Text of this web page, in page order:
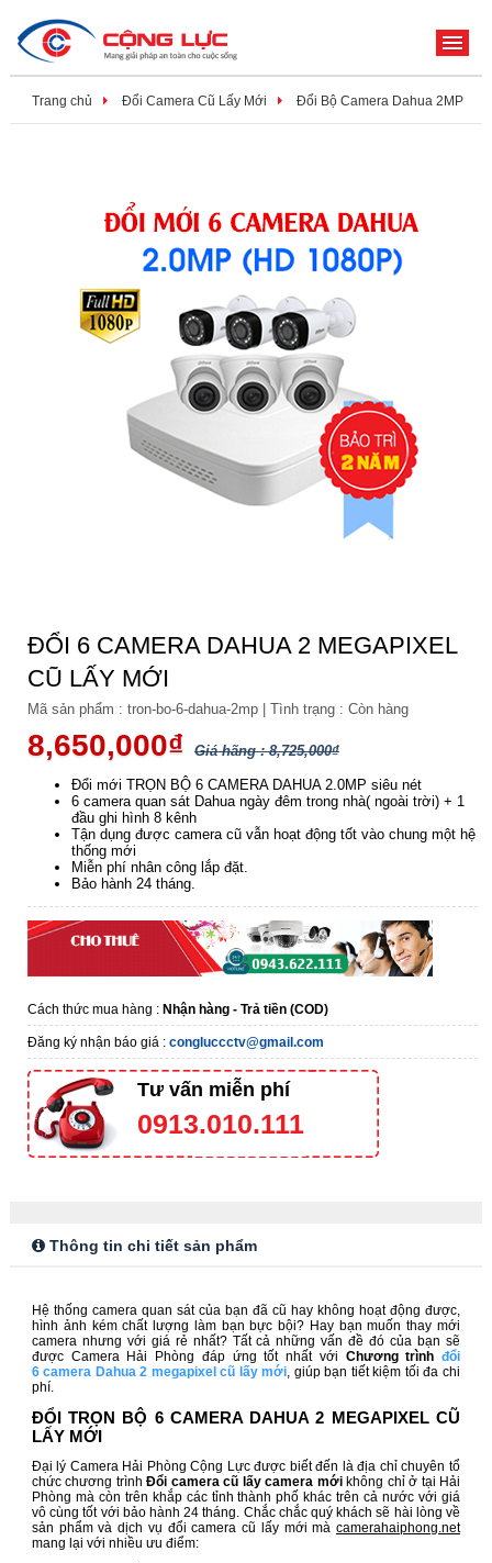
Trang chủ Đổi Camera Cũ Lấy Mới Đổi Bộ Camera Dahua 2MP
ĐỔI 6 CAMERA DAHUA 2 MEGAPIXEL
CŨ LẤY MỚI
Mã sản phẩm : tron-bo-6-dahua-2mp | Tình trạng : Còn hàng
8,650,000₫ Giá hãng : 8,725,000₫
Đổi mới TRỌN BỘ 6 CAMERA DAHUA 2.0MP siêu nét
6 camera quan sát Dahua ngày đêm trong nhà( ngoài trời) + 1
đầu ghi hình 8 kênh
Tận dụng được camera cũ vẫn hoạt động tốt vào chung một hệ
thống mới
Miễn phí nhân công lắp đặt.
Bảo hành 24 tháng.
Cách thức mua hàng : Nhận hàng - Trả tiền (COD)
Đăng ký nhận báo giá : congluccctv@gmail.com
Tư vấn miễn phí
0913.010.111
Thông tin chi tiết sản phẩm
Hệ thống camera quan sát của bạn đã cũ hay không hoạt động được,
hình ảnh kém chất lượng làm bạn bực bội? Hay bạn muốn thay mới
camera nhưng với giá rẻ nhất? Tất cả những vấn đề đó của bạn sẽ
được Camera Hải Phòng đáp ứng tốt nhất với Chương trình đổi
6 camera Dahua 2 megapixel cũ lấy mới, giúp bạn tiết kiệm tối đa chi
phí.
ĐỔI TRỌN BỘ 6 CAMERA DAHUA 2 MEGAPIXEL CŨ
LẤY MỚI
Đại lý Camera Hải Phòng Cộng Lực được biết đến là địa chỉ chuyên tổ
chức chương trìnhĐổi camera cũ lấy camera mớikhông chỉ ở tại Hải
Phòng mà còn trên khắp các tỉnh thành phố khác trên cả nước với giá
vô cùng tốt với bảo hành 24 tháng. Chắc chắc quý khách sẽ hài lòng về
sản phẩm và dịch vụ đổi camera cũ lấy mới mà camerahaiphong.net
mang lại với nhiều ưu điểm: